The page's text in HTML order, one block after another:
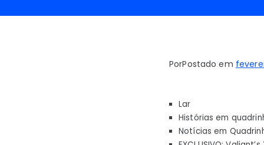
PorPostado em
Lar
Histórias em
Notícias em